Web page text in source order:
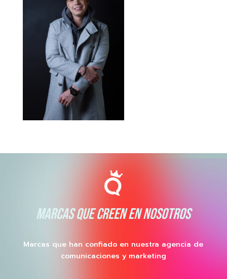
MARCAS QUE CREEN EN NOSOTROS
Marcas que han confiado en nuestra agencia de
comunicaciones y marketing